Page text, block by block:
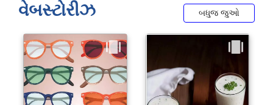
વેબસ્ટોરીઝ બધુજ જુઓ